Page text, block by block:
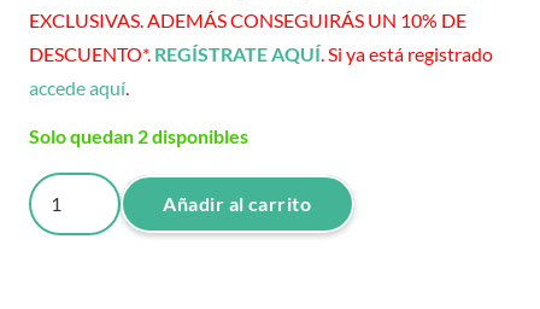
EXCLUSIVAS. ADEMÁS CONSEGUIRÁS UN 10% DE
DESCUENTO*. REGÍSTRATE AQUÍ. Si ya está registrado
accede aquí.
Solo quedan 2 disponibles
Aceite
para
Añadir al carrito